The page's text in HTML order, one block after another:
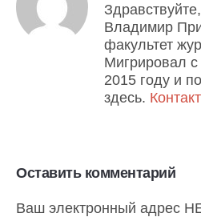
Владимир
факультет
Мигрировал
2015 году и
здесь.
Оставить комментарий
Ваш электронный адрес